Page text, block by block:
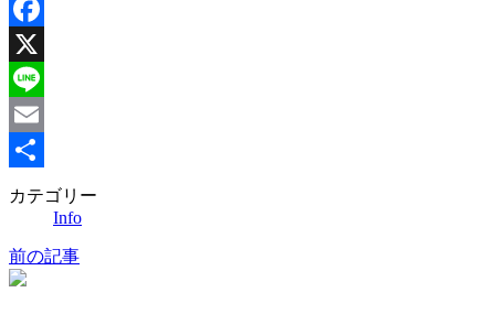
Facebook
X
Line
Email
共
カテゴリー
Info
前の記事